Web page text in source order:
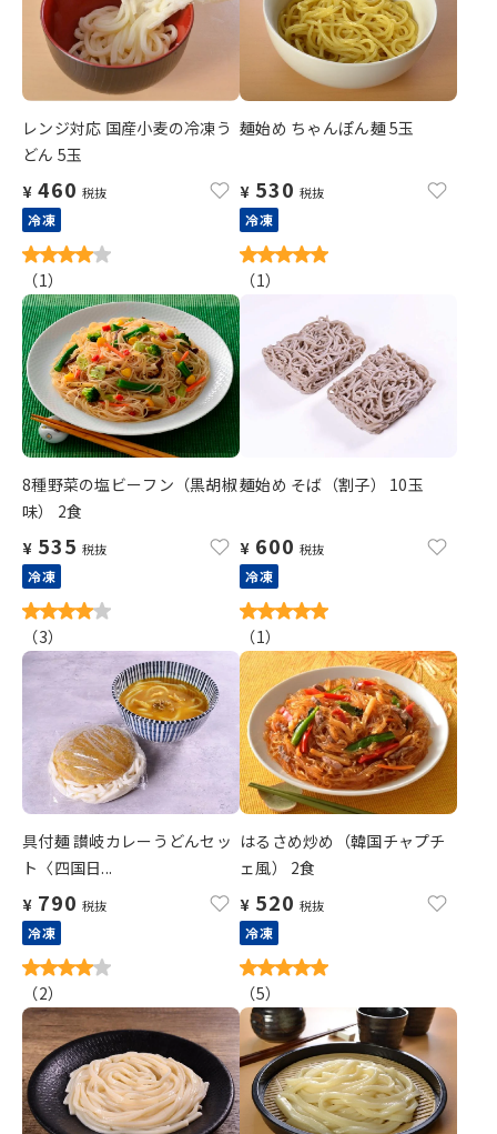
レンジ対応 国産小麦の冷凍う
どん 5玉
¥ 460 税抜
冷凍
（1）
麺始め ちゃんぽん麺 5玉
¥ 530 税抜
冷凍
（1）
8種野菜の塩ビーフン（黒胡椒
味） 2食
¥ 535 税抜
冷凍
（3）
麺始め そば（割子） 10玉
¥ 600 税抜
冷凍
（1）
具付麺 讃岐カレーうどんセッ
ト〈四国日...
¥ 790 税抜
冷凍
（2）
はるさめ炒め（韓国チャプチ
ェ風） 2食
¥ 520 税抜
冷凍
（5）